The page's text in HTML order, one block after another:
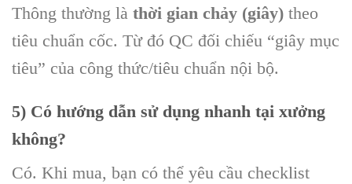
Thông thường là thời gian chảy (giây) theo
tiêu chuẩn cốc. Từ đó QC đối chiếu “giây mục
tiêu” của công thức/tiêu chuẩn nội bộ.
5) Có hướng dẫn sử dụng nhanh tại xưởng
không?
Có. Khi mua, bạn có thể yêu cầu checklist